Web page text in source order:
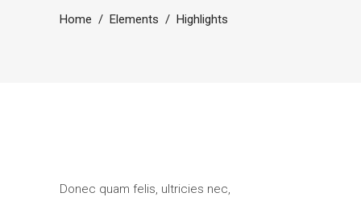
Home / Elements / Highlights
Donec quam felis, ultricies nec,